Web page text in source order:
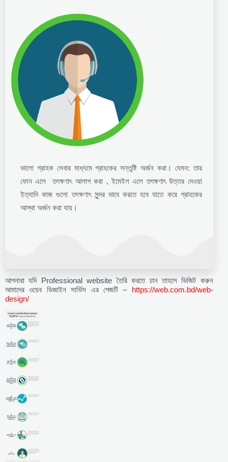
ভালো গ্রাহক সেবার মাধ্যমে গ্রাহকের সন্তুষ্টি অর্জন করা। যেমন: তার
ফোন এলে তৎক্ষণাৎ আলাপ করা , ইমেইল এলে তৎক্ষণাৎ উত্তর দেওয়া
ইত্যাদি কাজ গুলো তৎক্ষণাৎ সুন্দর ভাবে করতে হবে যাতে করে গ্রাহকের
আস্থা অর্জন করা যায়।
আপনারা যদি Professional website তৈরি করতে চান তাহলে ভিজিট করুন
আমাদের ওয়েব ডিজাইন সার্ভিস এর পেজটি – https://web.com.bd/web-
design/